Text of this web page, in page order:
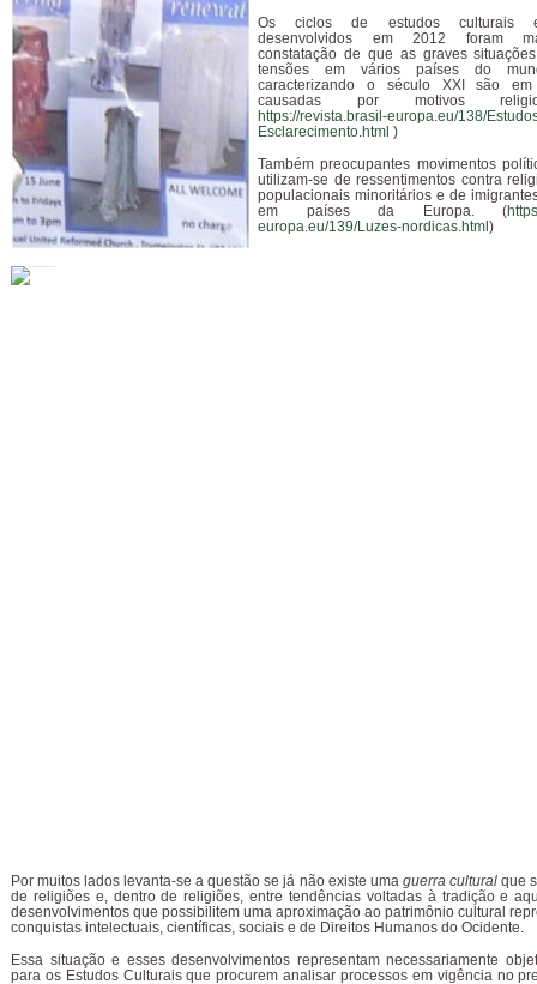
Os ciclos de estudos culturais
desenvolvidos em 2012 foram
constatação de que as graves
tensões em vários países do
caracterizando o século XXI são
causadas por motivos
https://revista.brasil-europa.eu/138/
Esclarecimento.html )
Também preocupantes movimentos
utilizam-se de ressentimentos contra
populacionais minoritários e de
em países da Europa. (
europa.eu/139/Luzes-nordicas.html )
Por muitos lados levanta-se a questão se já não existe uma guerra culturalque
de religiões e, dentro de religiões, entre tendências voltadas à tradição e
desenvolvimentos que possibilitem uma aproximação ao patrimônio cultural
conquistas intelectuais, científicas, sociais e de Direitos Humanos do Ocidente.
Essa situação e esses desenvolvimentos representam necessariamente
para os Estudos Culturais que procurem analisar processos em vigência no